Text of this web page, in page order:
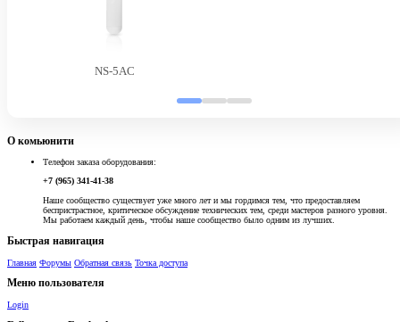
NS-5AC
О комьюнити
Телефон заказа оборудования:
+7 (965) 341-41-38
Наше сообщество существует уже много лет и мы гордимся тем, что предоставляем
беспристрастное, критическое обсуждение технических тем, среди мастеров разного уровня.
Мы работаем каждый день, чтобы наше сообщество было одним из лучших.
Быстрая навигация
Главная Форумы Обратная связь Точка доступа
Меню пользователя
Login